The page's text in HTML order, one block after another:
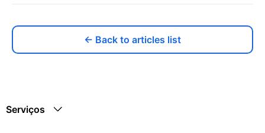
← Back to articles list
Serviços